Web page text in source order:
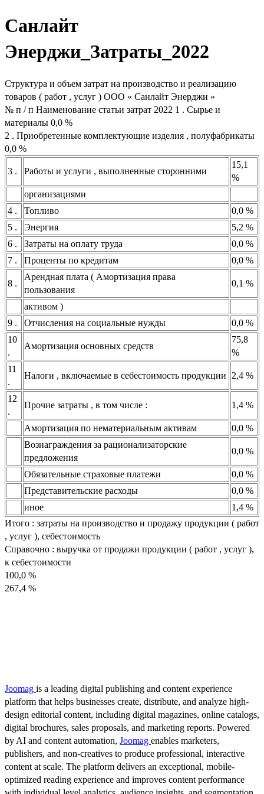
Санлайт
Энерджи_Затраты_2022
Структура и объем затрат на производство и реализацию
товаров ( работ , услуг ) ООО « Санлайт Энерджи »
№ п / п Наименование статьи затрат 2022 1 . Сырье и
материалы 0,0 %
2 . Приобретенные комплектующие изделия , полуфабрикаты
0,0 %
3 . Работы и услуги , выполненные сторонними
15,1
%
организациями
4 .
Топливо
0,0 %
5 .
Энергия
5,2 %
6 .
Затраты на оплату труда
0,0 %
7 .
Проценты по кредитам 0,0 %
8 .
Арендная плата ( Амортизация права
пользования
0,1 %
активом )
9 .
Отчисления на социальные нужды
0,0 %
10
.
Амортизация основных средств
75,8
%
11
.
Налоги , включаемые в себестоимость продукции 2,4 %
12
.
Прочие затраты , в том числе : 1,4 %
Амортизация по нематериальным активам
0,0 %
Вознаграждения за рационализаторские
предложения
0,0 %
Обязательные страховые платежи
0,0 %
Представительские расходы
0,0 %
иное
1,4 %
Итого : затраты на производство и продажу продукции ( работ
, услуг ), себестоимость
Справочно : выручка от продажи продукции ( работ , услуг ),
к себестоимости
100,0 %
267,4 %
Joomag is a leading digital publishing and content experience
platform that helps businesses create, distribute, and analyze high-
design editorial content, including digital magazines, online catalogs,
digital brochures, sales proposals, and marketing reports. Powered
by AI and content automation, Joomag enables marketers,
publishers, and non-creatives to produce professional, interactive
content at scale. The platform delivers an exceptional, mobile-
optimized reading experience and improves content performance